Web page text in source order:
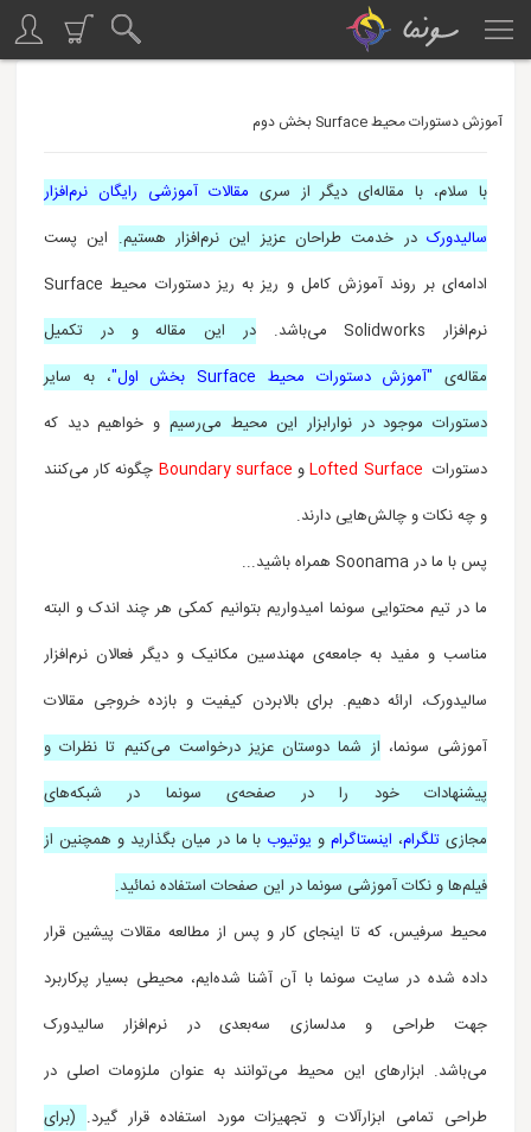
آموزش دستورات محیط Surface بخش دوم
با سلام، با مقاله‌ای دیگر از سری مقالات آموزشی رایگان نرم‌افزار
سالیدورکدر خدمت طراحان عزیز این نرم‌افزار هستیم. این پست
ادامه‌ای بر روند آموزشکامل و ریز به ریز
دستورات محیط Surface
نرم‌افزار Solidworks می‌باشد.
در این مقاله و در تکمیل
مقاله‌ی "آموزش دستورات محیط Surface بخش اول"
، به سایر
دستورات موجود در نوارابزار این محیط می‌رسیم و خواهیم دید که
دستورات Lofted Surfaceو Boundary surface چگونه کار می‌کنند
و چه نکات و چالش‌هایی دارند.
پس با ما در Soonama همراه باشید...
ما در تیم محتوایی سونما امیدواریم بتوانیم کمکی هر چند اندک و البته
مناسب و مفید به جامعه‌ی مهندسین مکانیک و دیگر فعالان نرم‌افزار
سالیدورک، ارائه دهیم. برای بالابردن کیفیت و بازده خروجی مقالات
آموزشی سونما، از شما دوستان عزیز درخواست می‌کنیم تا نظرات و
پیشنهادات خود را در صفحه‌ی سونما در شبکه‌های
مجازی تلگرام، اینستاگرامو یوتیوب با ما در میان بگذارید و همچنین از
فیلم‌ها و نکات آموزشی سونما در این صفحات استفاده نمائید.
محیط سرفیس، که تا اینجای کار و پس از مطالعه مقالات پیشین قرار
داده شده در سایت سونما با آن آشنا شده‌ایم، محیطی بسیار پرکاربرد
جهت طراحی و مدلسازی سه‌بعدی در نرم‌افزار سالیدورک
می‌باشد. ابزارهای این محیط می‌توانند به عنوان ملزومات اصلی در
طراحی تمامی ابزارآلات و تجهیزات مورد استفاده قرار گیرد. (برای